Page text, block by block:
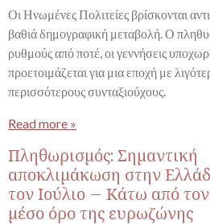
Οι Ηνωμένες Πολιτείες βρίσκονται
βαθιά δημογραφική μεταβολή. Ο
ρυθμούς από ποτέ, οι γεννήσεις
προετοιμάζεται για μια εποχή με
περισσότερους συνταξιούχους.
Read more »
Πληθωρισμός: Σημαντική
αποκλιμάκωση στην
τον Ιούλιο – Κάτω από τον
μέσο όρο της ευρωζώνης